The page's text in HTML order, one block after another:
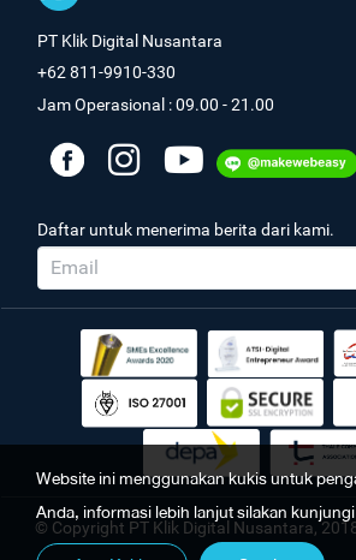
PT Klik Digital Nusantara
+62 811-9910-330
Jam Operasional : 09.00 - 21.00
Daftar untuk menerima berita dari kami.
© Copyright PT Klik Digital Nusantara,
Website ini menggunakan kukis untuk
Anda, informasi lebih lanjut silakan kunjungi